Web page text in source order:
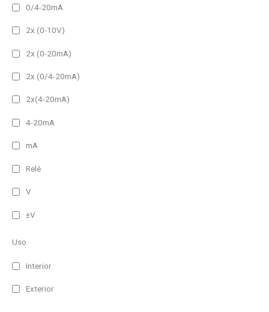
0/4-20mA
2x (0-10V)
2x (0-20mA)
2x (0/4-20mA)
2x(4-20mA)
4-20mA
mA
Relé
V
±V
Uso
Interior
Exterior